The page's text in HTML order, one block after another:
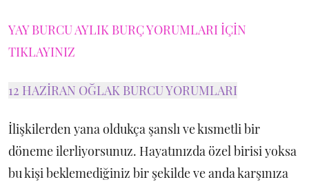
YAY BURCU AYLIK BURÇ YORUMLARI İÇİN
TIKLAYINIZ
12 HAZİRAN OĞLAK BURCU YORUMLARI
İlişkilerden yana oldukça şanslı ve kısmetli bir
döneme ilerliyorsunuz. Hayatınızda özel birisi yoksa
bu kişi beklemediğiniz bir şekilde ve anda karşınıza